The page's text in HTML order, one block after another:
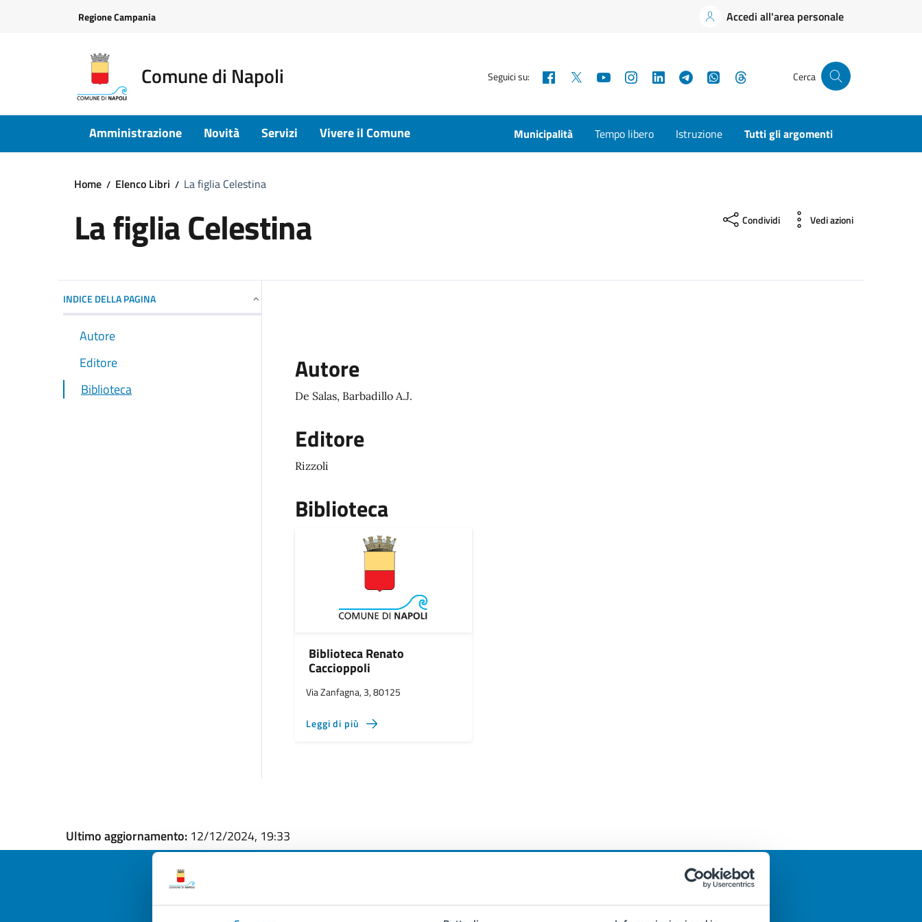
Regione Campania Accedi all'area personale
Comune di Napoli Seguici su: Facebook YouTubeInstagramLinkedInTelegramWhatsApp Cerca
Amministrazione Novità Servizi Vivere il Comune Municipalità Tempo libero Istruzione Tutti gli argomenti
Home Elenco Libri La figlia Celestina
La figlia Celestina Condividi Vedi azioni
INDICE DELLA PAGINA
Autore
Editore
Biblioteca
Autore
De Salas, Barbadillo A.J.
Editore
Rizzoli
Biblioteca
Biblioteca Renato
Caccioppoli
Via Zanfagna, 3, 80125
Leggi di più
Ultimo aggiornamento: 12/12/2024, 19:33